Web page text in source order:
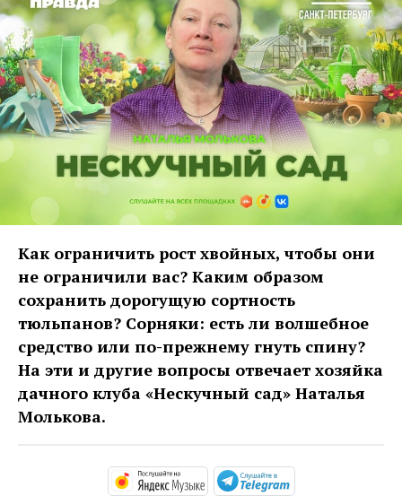
Как ограничить рост хвойных, чтобы они
не ограничили вас? Каким образом
сохранить дорогущую сортность
тюльпанов? Сорняки: есть ли волшебное
средство или по-прежнему гнуть спину?
На эти и другие вопросы отвечает хозяйка
дачного клуба «Нескучный сад» Наталья
Молькова.
https://music.yandex.com/